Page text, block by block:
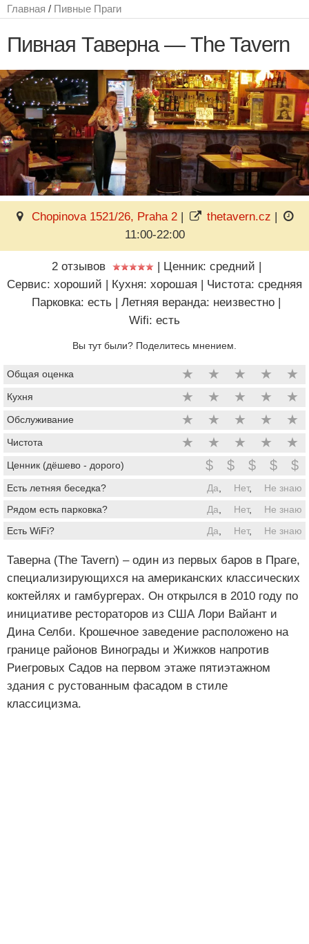
Главная / Пивные Праги
Пивная Таверна — The Tavern
Chopinova 1521/26, Praha 2 | thetavern.cz |
11:00-22:00
2 отзывов | Ценник: средний |
Сервис: хороший | Кухня: хорошая | Чистота: средняя
Парковка: есть | Летняя веранда: неизвестно |
Wifi: есть
Вы тут были? Поделитесь мнением.
Общая оценка ★ ★ ★ ★ ★
Кухня ★ ★ ★ ★ ★
Обслуживание ★ ★ ★ ★ ★
Чистота ★ ★ ★ ★ ★
Ценник (дёшево - дорого) $ $ $ $ $
Есть летняя беседка? Да Нет,
Не знаю
Рядом есть парковка?
Да Нет,
Не знаю
Есть WiFi?
Да Нет, Не знаю
Таверна (The Tavern) ‒ один из первых баров в Праге,
специализирующихся на американских классических
коктейлях и гамбургерах. Он открылся в 2010 году по
инициативе рестораторов из США Лори Вайант и
Дина Селби. Крошечное заведение расположено на
границе районов Винограды и Жижков напротив
Риегровых Садов на первом этаже пятиэтажном
здания с рустованным фасадом в стиле
классицизма.